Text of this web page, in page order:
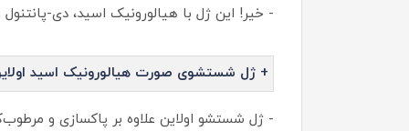
- خیر! این ژل با هیالورونیک اسید، دی-
+ ژل شستشوی صورت هیالورونیک اسید
- ژل شستشو اولاین علاوه بر پاکسازی و